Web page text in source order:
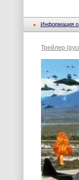
Информация
Трейлер